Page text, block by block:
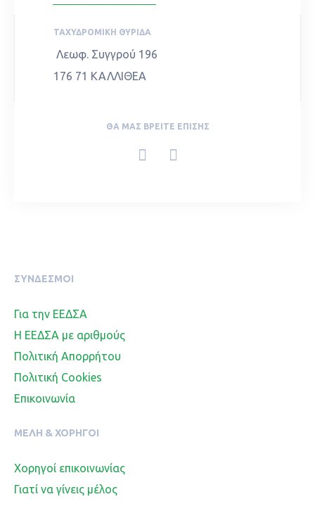
ΤΑΧΥΔΡΟΜΙΚΉ ΘΥΡΊΔΑ
Λεωφ. Συγγρού 196
176 71 ΚΑΛΛΙΘΕΑ
ΘΑ ΜΑΣ ΒΡΕΊΤΕ ΕΠΊΣΗΣ
ΣΥΝΔΕΣΜΟΙ
Για την ΕΕΔΣΑ
Η ΕΕΔΣΑ με αριθμούς
Πολιτική Απορρήτου
Πολιτική Cookies
Επικοινωνία
ΜΈΛΗ & ΧΟΡΗΓΟΊ
Χορηγοί επικοινωνίας
Γιατί να γίνεις μέλος